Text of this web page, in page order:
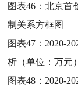
图表46：北京首
制关系方框图
图表47： 2020-
析（单位：万元）
图表48： 2020-